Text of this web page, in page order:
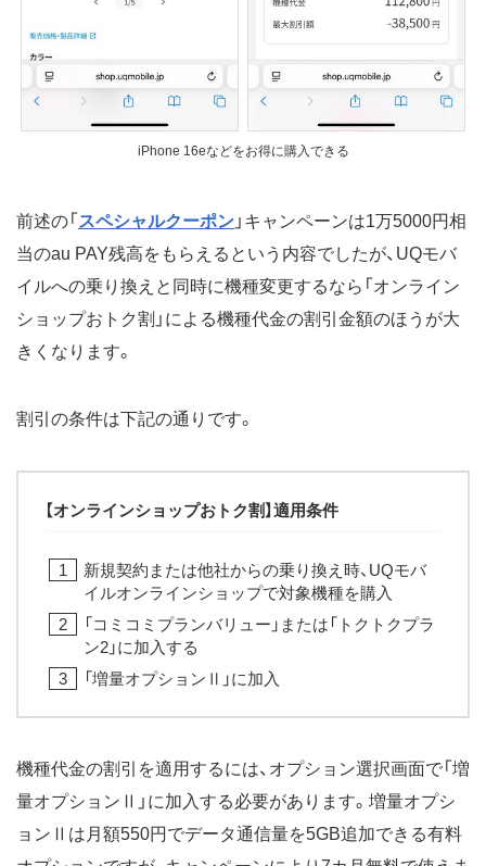
iPhone 16eなどをお得に購入できる
前述の「 スペシャルクーポン 」キャンペーンは1万5000円相
当のau PAY残高をもらえるという内容でしたが、UQモバ
イルへの乗り換えと同時に機種変更するなら「オンライン
ショップおトク割」による機種代金の割引金額のほうが大
きくなります。
割引の条件は下記の通りです。
【オンラインショップおトク割】適用条件
新規契約または他社からの乗り換え時、UQモバ
イルオンラインショップで対象機種を購入
「コミコミプランバリュー」または「トクトクプラ
ン2」に加入する
「増量オプションⅡ」に加入
機種代金の割引を適用するには、オプション選択画面で「増
量オプションⅡ」に加入する必要があります。増量オプシ
ョンⅡは月額550円でデータ通信量を5GB追加できる有料